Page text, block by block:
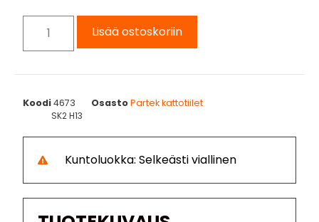
Lisää ostoskoriin
Koodi4673 OsastoPartek kattotiilet
SK2 H13
Kuntoluokka: Selkeästi viallinen